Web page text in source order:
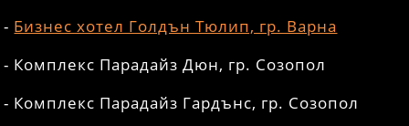
- Бизнес хотел Голдън Тюлип, гр. Варна
- Комплекс Парадайз Дюн, гр. Созопол
- Комплекс Парадайз Гардънс, гр. Созопол